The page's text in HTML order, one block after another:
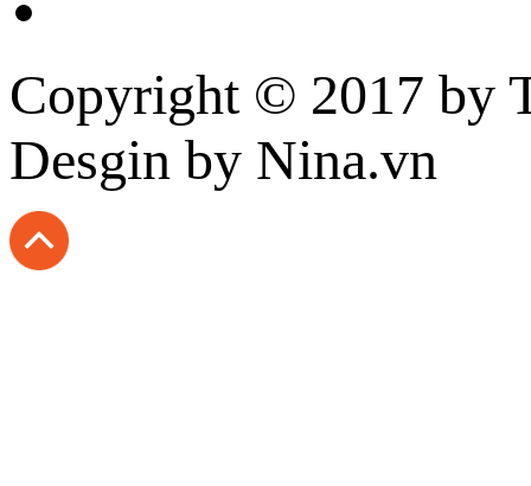
Copyright © 2017 by
Desgin by Nina.vn